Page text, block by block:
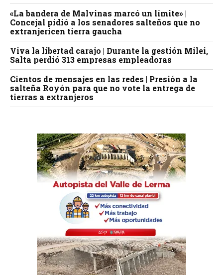
«La bandera de Malvinas marcó un límite» |
Concejal pidió a los senadores salteños que no
extranjericen tierra gaucha
Viva la libertad carajo | Durante la gestión Milei,
Salta perdió 313 empresas empleadoras
Cientos de mensajes en las redes | Presión a la
salteña Royón para que no vote la entrega de
tierras a extranjeros